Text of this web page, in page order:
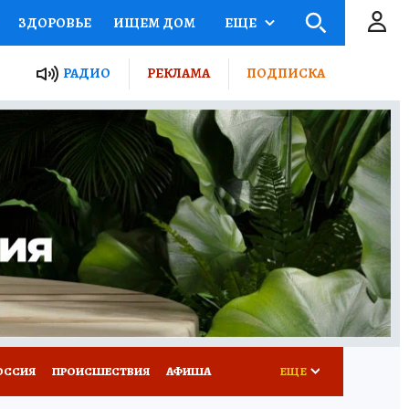
ЗДОРОВЬЕ ИЩЕМ ДОМ
ПРОЕКТЫ РОССИИ
ПУТЕВОДИТЕЛЬ
ТУРИЗМ
ПОТРЕБИТЕЛЯ ВСЕ О КП
ЕЩЕ
РАДИО РЕКЛАМА ПОДПИСКА
ПРОИСШЕСТВИЯ АФИША ЕЩЕ